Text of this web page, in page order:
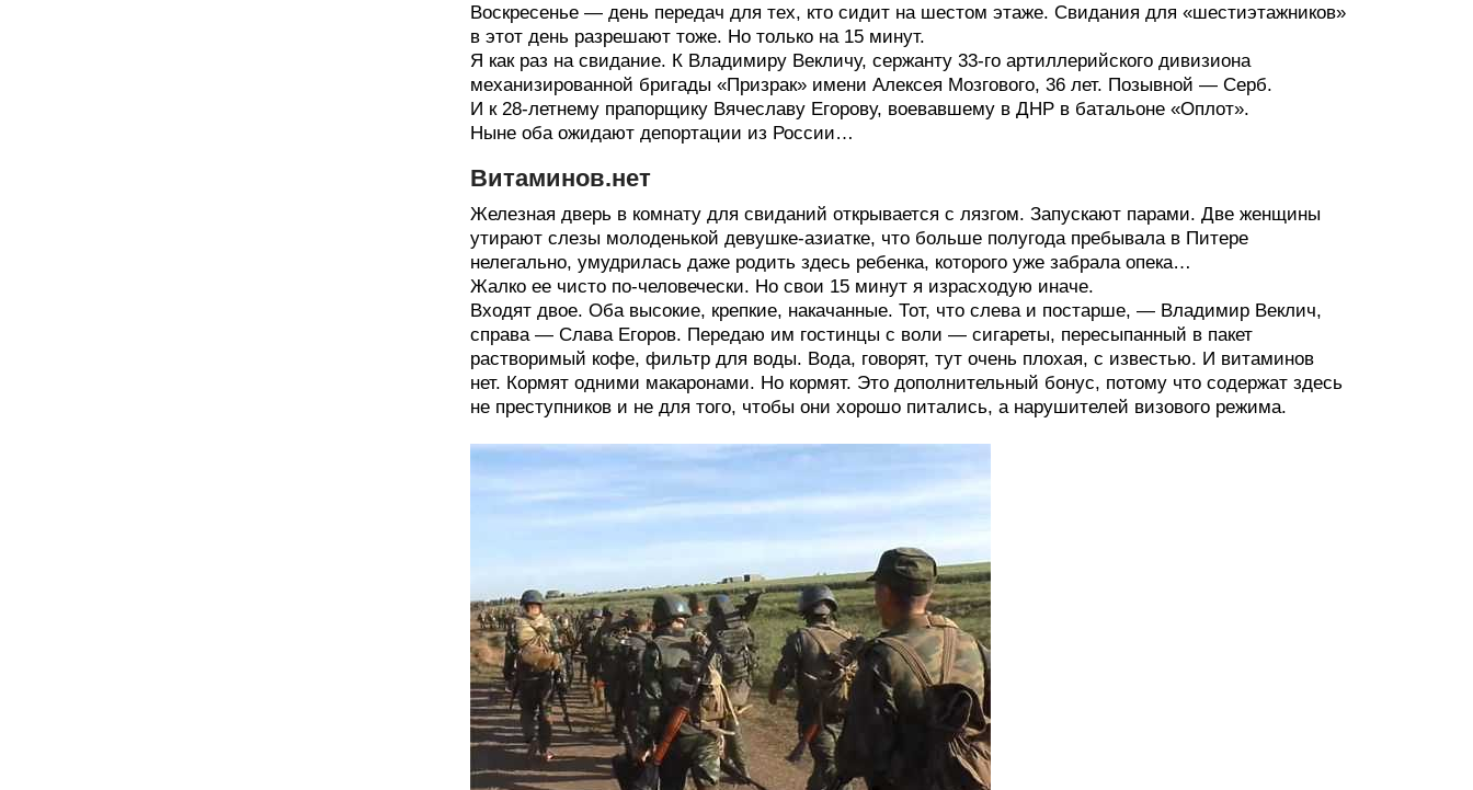
Воскресенье — день передач для тех, кто сидит на шестом этаже. Свидания для «шестиэтажников»
в этот день разрешают тоже. Но только на 15 минут.
Я как раз на свидание. К Владимиру Векличу, сержанту 33-го артиллерийского дивизиона
механизированной бригады «Призрак» имени Алексея Мозгового, 36 лет. Позывной — Серб.
И к 28-летнему прапорщику Вячеславу Егорову, воевавшему в ДНР в батальоне «Оплот».
Ныне оба ожидают депортации из России…
Витаминов.нет
Железная дверь в комнату для свиданий открывается с лязгом. Запускают парами. Две женщины
утирают слезы молоденькой девушке-азиатке, что больше полугода пребывала в Питере
нелегально, умудрилась даже родить здесь ребенка, которого уже забрала опека…
Жалко ее чисто по-человечески. Но свои 15 минут я израсходую иначе.
Входят двое. Оба высокие, крепкие, накачанные. Тот, что слева и постарше, — Владимир Веклич,
справа — Слава Егоров. Передаю им гостинцы с воли — сигареты, пересыпанный в пакет
растворимый кофе, фильтр для воды. Вода, говорят, тут очень плохая, с известью. И витаминов
нет. Кормят одними макаронами. Но кормят. Это дополнительный бонус, потому что содержат здесь
не преступников и не для того, чтобы они хорошо питались, а нарушителей визового режима.